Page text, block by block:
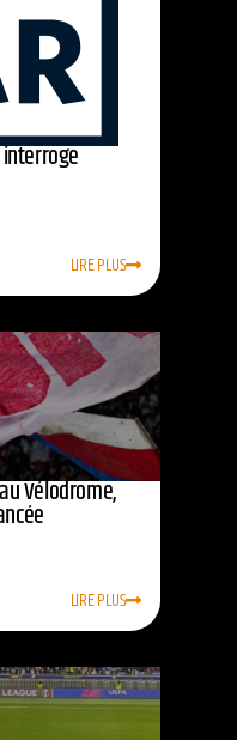
interroge
LIRE PLUS
Vélodrome,
LIRE PLUS